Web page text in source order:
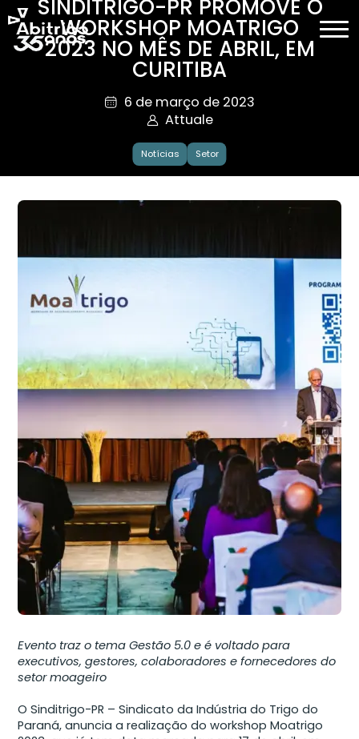
SINDITRIGO-PR PROMOVE O
WORKSHOP MOATRIGO
2023 NO MÊS DE ABRIL, EM
CURITIBA
6 de março de 2023
Attuale
Notícias Setor
Evento traz o tema Gestão 5.0 e é voltado para
executivos, gestores, colaboradores e fornecedores do
setor moageiro
O Sinditrigo-PR – Sindicato da Indústria do Trigo do
Paraná, anuncia a realização do workshop Moatrigo